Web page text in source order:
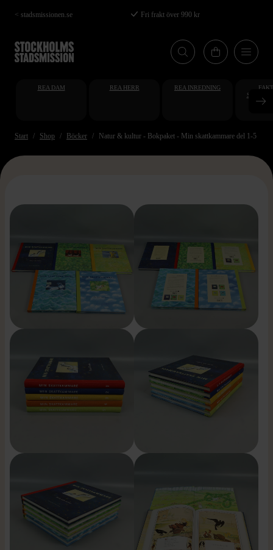
Hoppa
till
huvudinnehåll
< stadsmissionen.se Fri frakt över 990 kr
REA DAM REA HERR REA INREDNING
Start Shop Böcker Natur & kultur - Bokpaket - Min skattkammare del 1-5
>